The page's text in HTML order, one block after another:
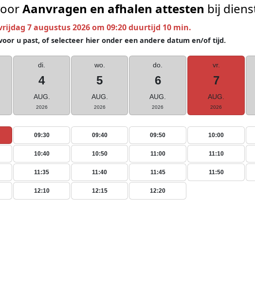
Aanvragen en afhalen attesten bij
7 augustus 2026 om 09:20 duurtijd 10 min.
u past, of selecteer hier onder een andere datum en/of tijd.
di.
4
AUG.
2026
wo.
5
AUG.
2026
do.
6
AUG.
2026
vr.
7
AUG.
2026
09:30 09:40 09:50 10:00
10:40 10:50 11:00 11:10
11:35 11:40 11:45 11:50
12:10 12:15 12:20